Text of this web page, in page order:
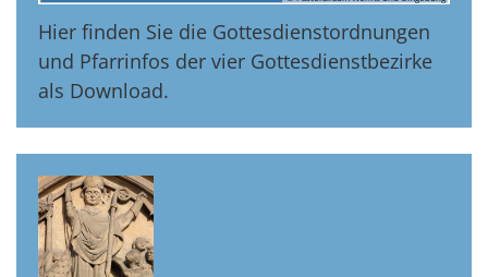
Hier finden Sie die Gottesdienstordnungen
und Pfarrinfos der vier Gottesdienstbezirke
als Download.